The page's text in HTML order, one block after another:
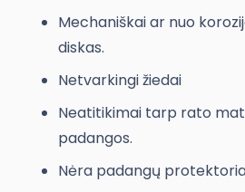
Mechaniškai ar nuo
diskas.
Netvarkingi žiedai
Neatitikimai tarp rato
padangos.
Nėra padangų